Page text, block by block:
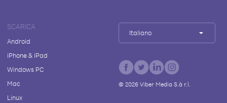
SCARICA
Android
iPhone & iPad
Windows PC
Mac
Linux
Italiano
© 2026Viber Media S.à r.l.